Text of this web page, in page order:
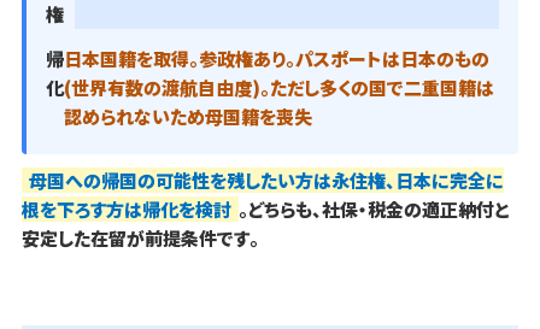
権
帰
化
日本国籍を取得。参政権あり。パスポートは日本のもの
(世界有数の渡航自由度)。ただし多くの国で二重国籍は
認められないため母国籍を喪失
母国への帰国の可能性を残したい方は永住権、日本に完全に
根を下ろす方は帰化を検討 。どちらも、社保・税金の適正納付と
安定した在留が前提条件です。